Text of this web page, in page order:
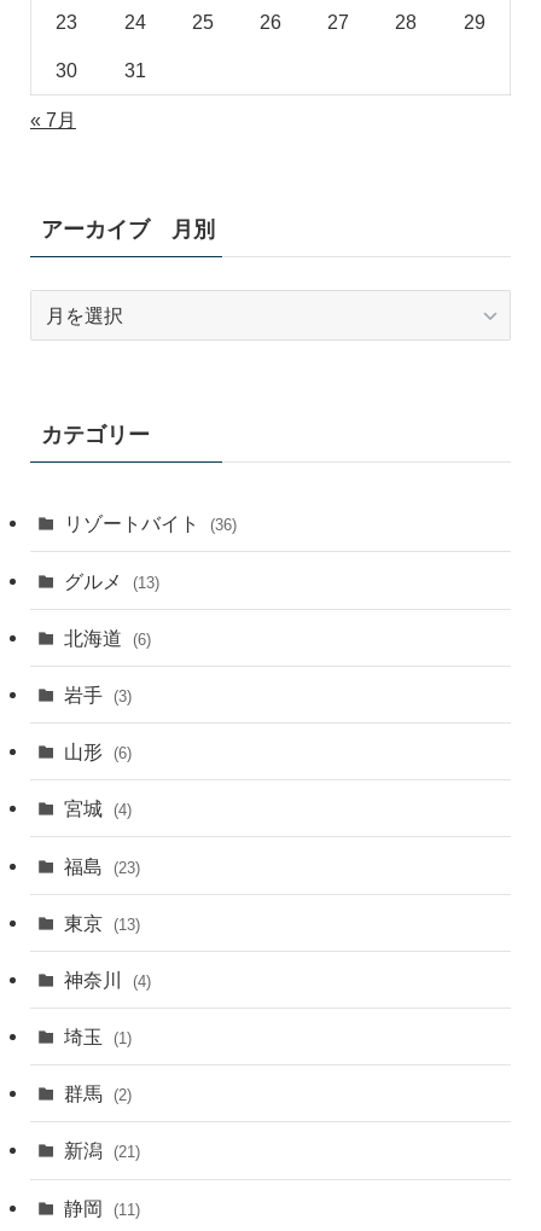
23 24 25 26 27 28 29
30 31
« 7月
アーカイブ 月別
ブ
カテゴリー
リゾートバイト (36)
グルメ (13)
北海道 (6)
岩手 (3)
山形 (6)
宮城 (4)
福島 (23)
東京 (13)
神奈川 (4)
埼玉 (1)
群馬 (2)
新潟 (21)
静岡 (11)